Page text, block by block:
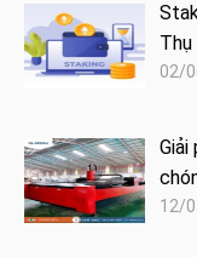
02/
Giải
12/